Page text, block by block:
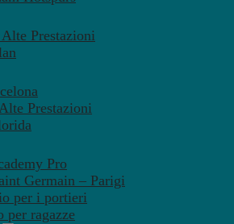
Prestazioni
Prestazioni
Pro
Germain – Parigi
per i portieri
per ragazze